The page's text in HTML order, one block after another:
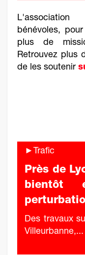
bénévoles,
plus de
Retrouvez plus
de les soutenir
►Trafic
Près de
bientôt
Des travaux
Villeurbanne,...